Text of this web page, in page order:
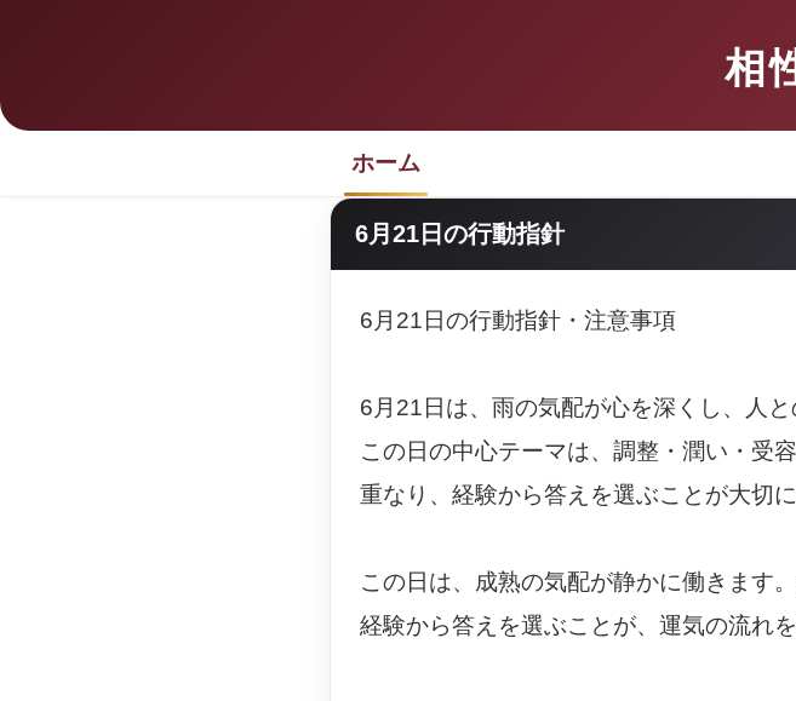
相
ホーム
6月21日の行動指針
6月21日の行動指針・注意事項
6月21日は、雨の気配が心を深くし、人
この日の中心テーマは、調整・潤い・受
重なり、経験から答えを選ぶことが大切に
この日は、成熟の気配が静かに働きます
経験から答えを選ぶことが、運気の流れ